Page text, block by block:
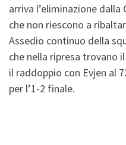
arriva l’eliminazione dalla
che non riescono a
Assedio continuo della
che nella ripresa trovano
il raddoppio con Evjen al
per l’1-2 finale.